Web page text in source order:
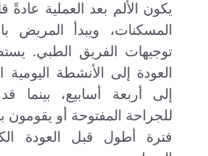
يكون الألم بعد العملية عادةً
المسكنات، ويبدأ المريض
توجيهات الفريق الطبي.
العودة إلى الأنشطة
إلى أربعة أسابيع،
للجراحة المفتوحة أو يقومون
فترة أطول قبل العودة